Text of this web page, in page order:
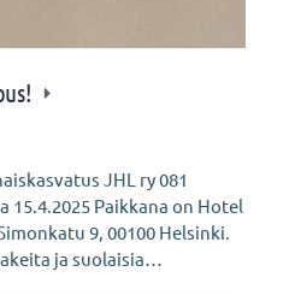
JHL ry 081
Paikkana on Hotel
9, 00100 Helsinki.
ja suolaisia…